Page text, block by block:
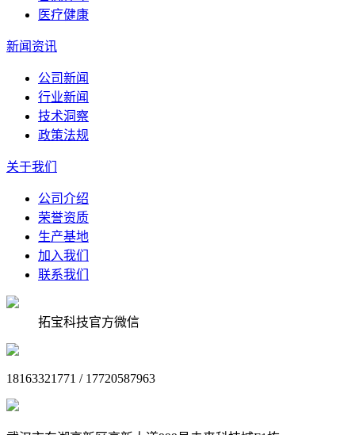
医疗健康
新闻资讯
公司新闻
行业新闻
技术洞察
政策法规
关于我们
公司介绍
荣誉资质
生产基地
加入我们
联系我们
拓宝科技官方微信
18163321771 / 17720587963